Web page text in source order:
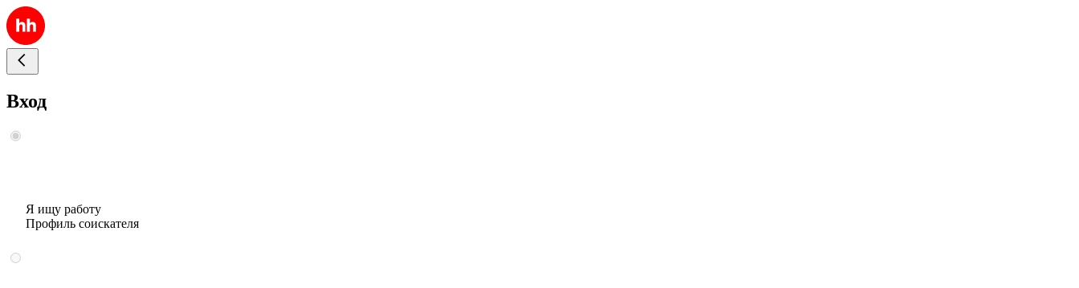
Вход
Я ищу работу
Профиль соискателя